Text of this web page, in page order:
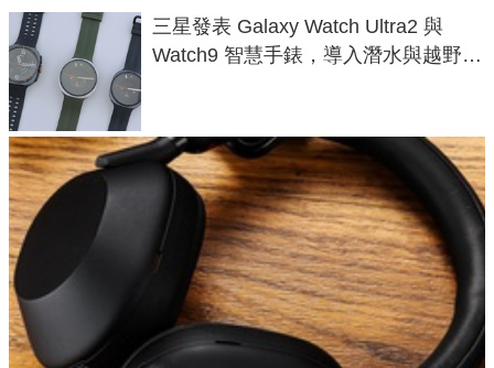
三星發表 Galaxy Watch Ultra2 與
Watch9 智慧手錶，導入潛水與越野跑